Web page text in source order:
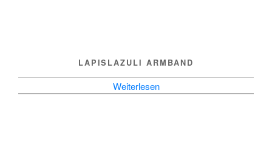
LAPISLAZULI ARMBAND
Weiterlesen